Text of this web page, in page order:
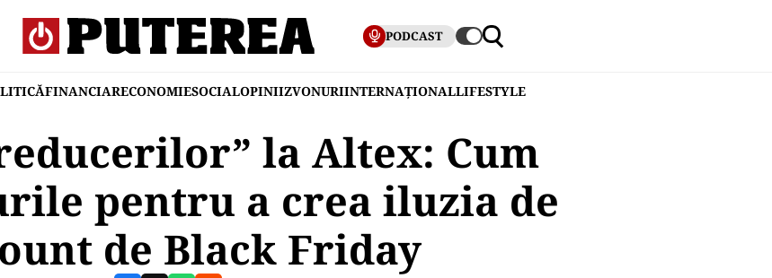
PODCAST
FINANCIARECONOMIESOCIALOPINIIZVONURIINTERNAȚIONALLIFESTYLE
la Altex: Cum
pentru a crea iluzia de
de Black Friday